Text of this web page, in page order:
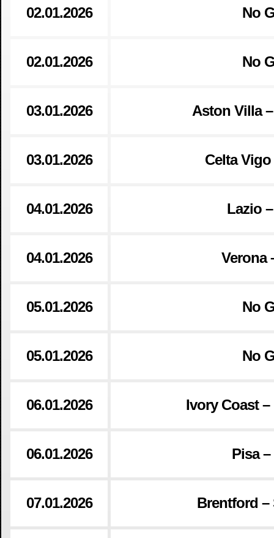
02.01.2026 No
02.01.2026 No
03.01.2026 Aston Villa
03.01.2026 Celta
04.01.2026 Lazio
04.01.2026 Verona
05.01.2026 No
05.01.2026 No
06.01.2026 Ivory Coast
06.01.2026 Pisa
07.01.2026 Brentford –